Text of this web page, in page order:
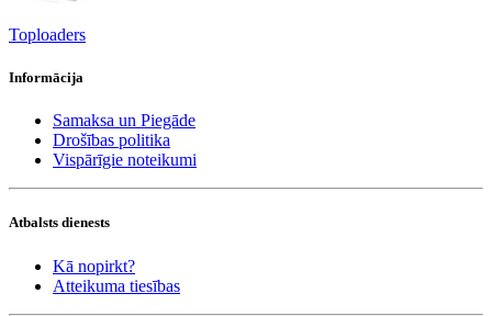
Toploaders
Informācija
Samaksa un Piegāde
Drošības politika
Vispārīgie noteikumi
Atbalsts dienests
Kā nopirkt?
Atteikuma tiesības